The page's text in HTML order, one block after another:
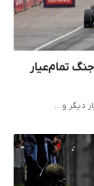
تمام‌عیار
دیگر و…